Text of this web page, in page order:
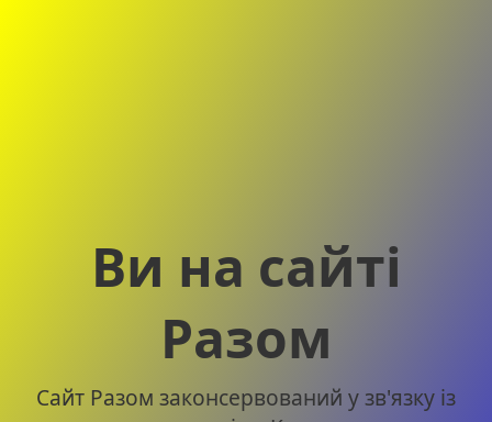
Ви на сайті
Разом
Сайт Разом законсервований у зв'язку із